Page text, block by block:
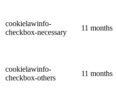
cookielawinfo-
checkbox-necessary
11 months
cookielawinfo-
checkbox-others
11 months